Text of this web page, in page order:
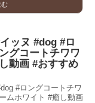
ッヌ #dog #ロ
グコートチワワ
動画 #おすすめ
#ロングコートチワ
ムホワイト #癒し動画